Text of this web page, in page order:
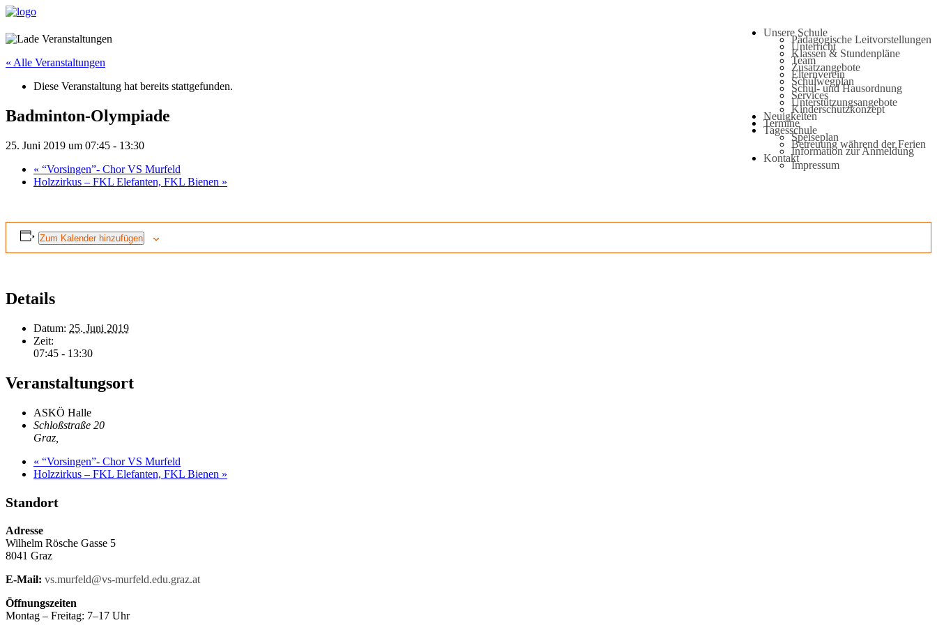
Unsere Schule
Pädagogische Leitvorstellungen
Unterricht
Klassen & Stundenpläne
Team
Zusatzangebote
Elternverein
Schulwegplan
Schul- und Hausordnung
Services
Unterstützungsangebote
Kinderschutzkonzept
Neuigkeiten
Termine
Tagesschule
Speiseplan
Betreuung während der Ferien
Information zur Anmeldung
Kontakt
Impressum
« Alle Veranstaltungen
Diese Veranstaltung hat bereits stattgefunden.
Badminton-Olympiade
25. Juni 2019 um 07:45 - 13:30
« “Vorsingen”- Chor VS Murfeld
Holzzirkus – FKL Elefanten, FKL Bienen »
Zum Kalender hinzufügen
Details
Datum: 25. Juni 2019
Zeit:
07:45 - 13:30
Veranstaltungsort
ASKÖ Halle
Schloßstraße 20
Graz
« “Vorsingen”- Chor VS Murfeld
Holzzirkus – FKL Elefanten, FKL Bienen »
Standort
Adresse
Wilhelm Rösche Gasse 5
8041 Graz
E-Mail: vs.murfeld@vs-murfeld.edu.graz.at
Öffnungszeiten
Montag – Freitag: 7–17 Uhr